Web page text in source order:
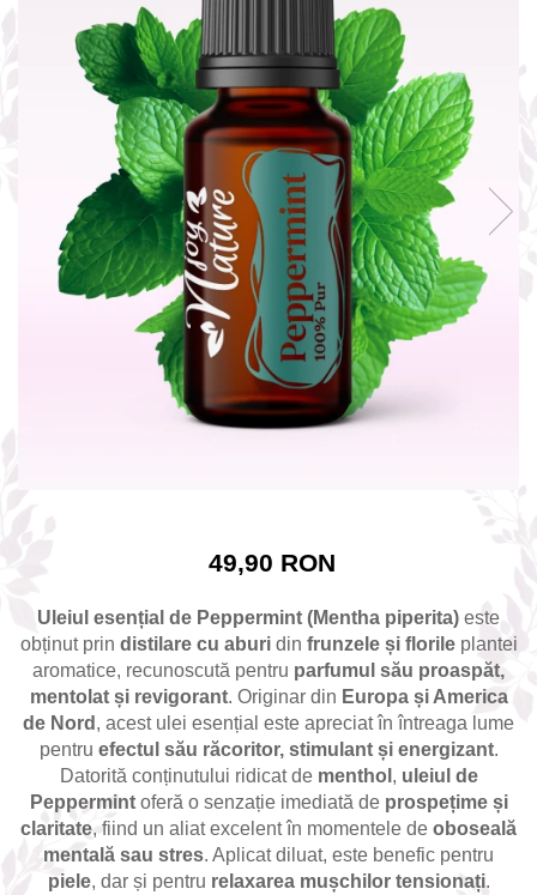
Rose - instrumentul iubirii
Chakrele si Uleiurile Esentiale
Arome tomnatice pentru încălzirea
Uleiul esențial de Ravintsara
Lună plină, bine ai revenit, te simt
Uleiul esenţial de Tămâie
Cum integrăm uleiurile esențiale în
viața de zi cu zi ?
8 Mituri despre uleiurile esențiale
Crăciun iubit, bine ai venit!
Ghidul Uleiurilor Esentiale
Aromele Sarbatorilor de Iarna
Self love* In Asteptarea Soarelui
Pericole_vs_beneficii
49,90 RON
Uleiul esențial de Peppermint (Mentha piperita) este
obținut prin distilare cu aburidin frunzele și florileplantei
aromatice, recunoscută pentru parfumul său proaspăt,
mentolat și revigorant. Originar din Europa și America
de Nord , acest ulei esențial este apreciat în întreaga lume
pentru efectul său răcoritor, stimulant și energizant.
Datorită conținutului ridicat de menthol , uleiul de
Peppermintoferă o senzație imediată de prospețime și
claritate, fiind un aliat excelent în momentele de oboseală
mentală sau stres. Aplicat diluat, este benefic pentru
piele, dar și pentru relaxarea mușchilor tensionați.